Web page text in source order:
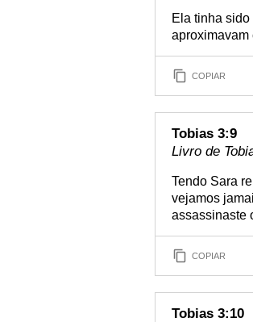
Ela tinha
aproximavam
COPIAR
Tobias 3:9
Livro de
Tendo Sara
vejamos
assassinaste
COPIAR
Tobias 3:10